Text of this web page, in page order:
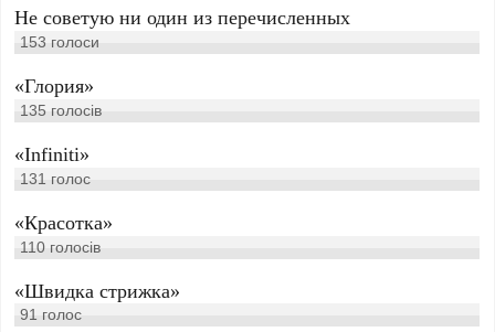
Не советую ни один из перечисленных
153 голоси
«Глория»
135 голосів
«Infiniti»
131 голос
«Красотка»
110 голосів
«Швидка стрижка»
91 голос